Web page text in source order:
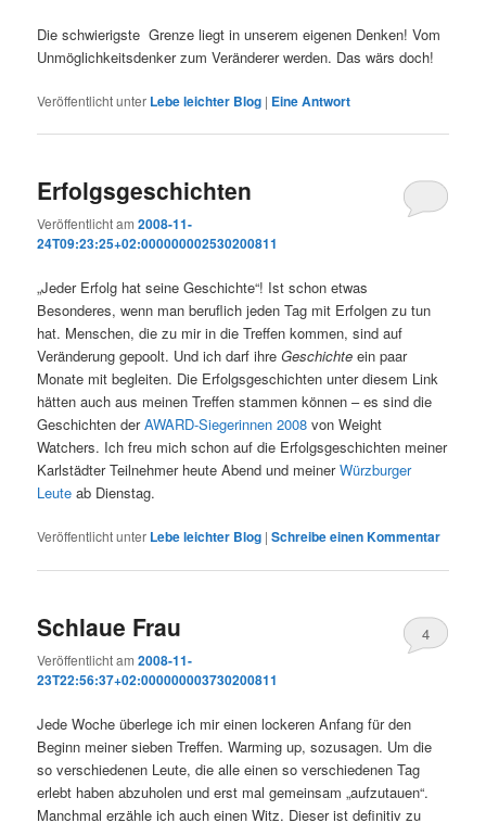
Die schwierigste Grenze liegt in unserem eigenen Denken! Vom
Unmöglichkeitsdenker zum Veränderer werden. Das wärs doch!
Veröffentlicht unter Lebe leichter Blog | EineAntwort
Erfolgsgeschichten
Veröffentlicht am2008-11-
24T09:23:25+02:000000002530200811
„Jeder Erfolg hat seine Geschichte“! Ist schon etwas
Besonderes, wenn man beruflich jeden Tag mit Erfolgen zu tun
hat. Menschen, die zu mir in die Treffen kommen, sind auf
Veränderung gepoolt. Und ich darf ihreGeschichte ein paar
Monate mit begleiten. Die Erfolgsgeschichten unter diesem Link
hätten auch aus meinen Treffen stammen können – es sind die
Geschichten derAWARD-Siegerinnen 2008 von Weight
Watchers. Ich freu mich schon auf die Erfolgsgeschichten meiner
Karlstädter Teilnehmer heute Abend und meinerWürzburger
Leute ab Dienstag.
Veröffentlicht unter Lebe leichter Blog |Schreibe einen Kommentar
Schlaue Frau
Veröffentlicht am2008-11-
23T22:56:37+02:000000003730200811
4
Jede Woche überlege ich mir einen lockeren Anfang für den
Beginn meiner sieben Treffen. Warming up, sozusagen. Um die
so verschiedenen Leute, die alle einen so verschiedenen Tag
erlebt haben abzuholen und erst mal gemeinsam „aufzutauen“.
Manchmal erzähle ich auch einen Witz. Dieser ist definitiv zu